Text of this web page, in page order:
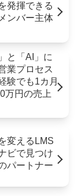
発揮できる
ンバー主体
と「AI」に
業プロセス
験でも1カ月
万円の売上
変えるLMS
ビで見つけ
パートナー